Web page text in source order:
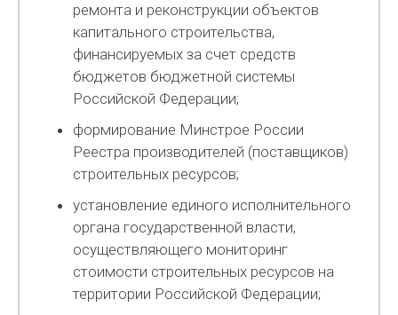
ремонта и реконструкции объектов
капитального строительства,
финансируемых за счет средств
бюджетов бюджетной системы
Российской Федерации;
формирование Минстрое России
Реестра производителей (поставщиков)
строительных ресурсов;
установление единого исполнительного
органа государственной власти,
осуществляющего мониторинг
стоимости строительных ресурсов на
территории Российской Федерации;